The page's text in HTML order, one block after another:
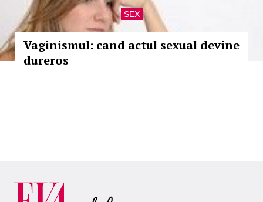
SEX
Vaginismul: cand actul sexual devine
dureros